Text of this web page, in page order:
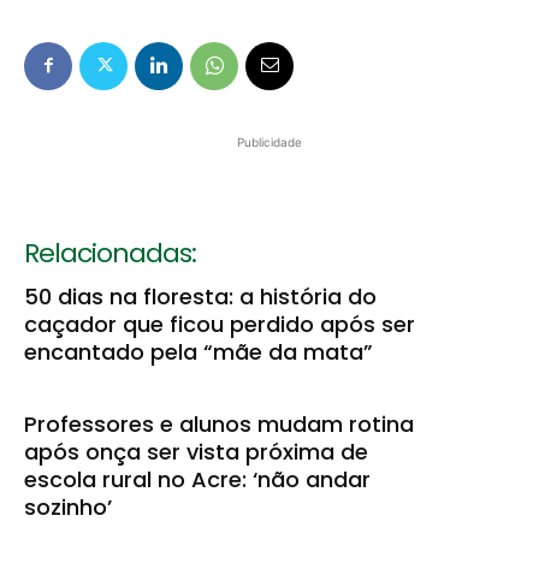
Publicidade
Relacionadas:
50 dias na floresta: a história do
caçador que ficou perdido após ser
encantado pela “mãe da mata”
Professores e alunos mudam rotina
após onça ser vista próxima de
escola rural no Acre: ‘não andar
sozinho’